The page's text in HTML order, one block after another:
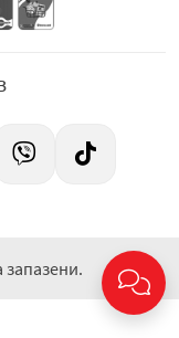
запазени.